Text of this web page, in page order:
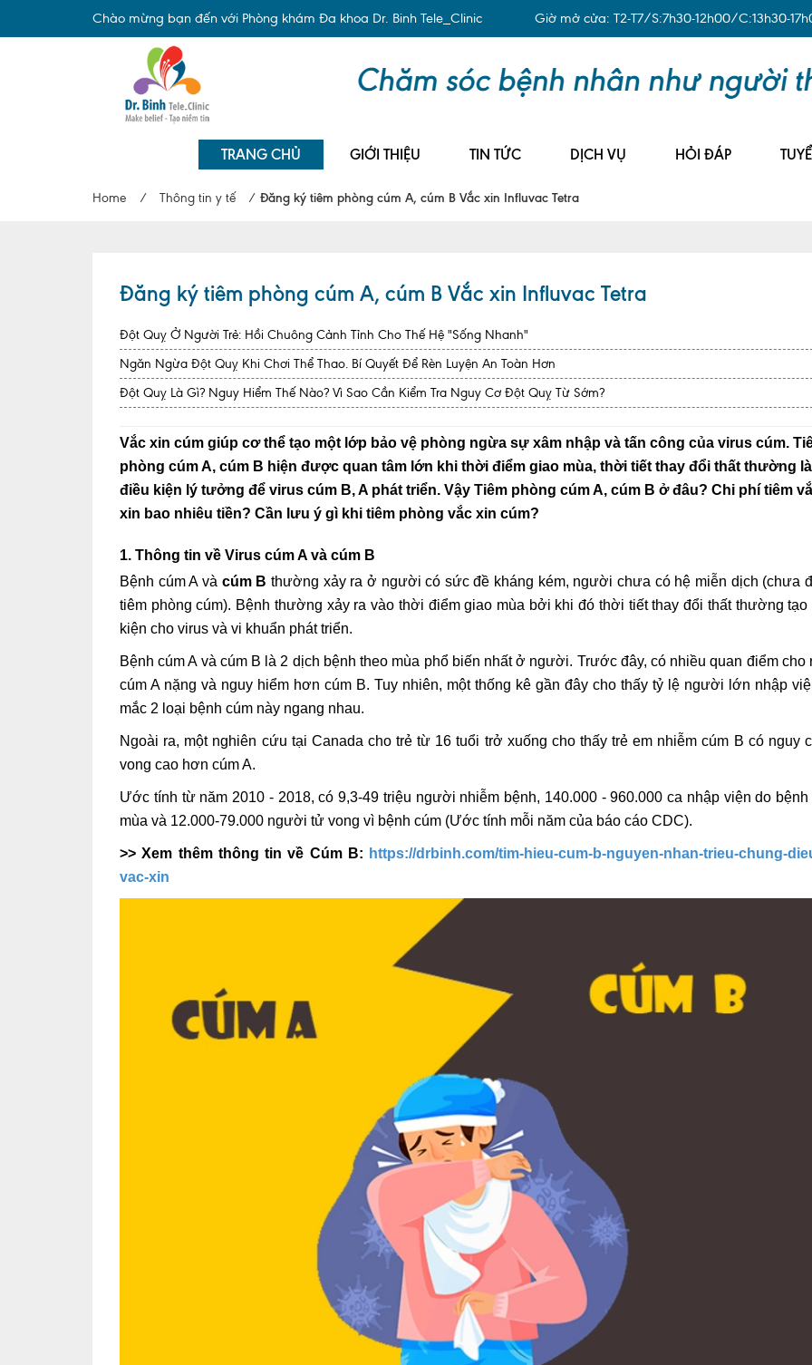
Chào mừng bạn đến với Phòng khám Đa khoa Dr. Binh Tele_Clinic Giờ mở cửa: T2-T7/S:7h30-12h00/C:13h30-
TRANG CHỦ GIỚI THIỆU TIN TỨC DỊCH VỤ HỎI ĐÁP
Home / Thông tin y tế / Đăng ký tiêm phòng cúm A, cúm B Vắc xin Influvac Tetra
Đăng ký tiêm phòng cúm A, cúm B Vắc xin Influvac Tetra
Đột Quỵ Ở Người Trẻ: Hồi Chuông Cảnh Tỉnh Cho Thế Hệ "Sống Nhanh"
Ngăn Ngừa Đột Quỵ Khi Chơi Thể Thao. Bí Quyết Để Rèn Luyện An Toàn Hơn
Đột Quỵ Là Gì? Nguy Hiểm Thế Nào? Vì Sao Cần Kiểm Tra Nguy Cơ Đột Quỵ Từ Sớm?
Vắc xin cúm giúp cơ thể tạo một lớp bảo vệ phòng ngừa sự xâm nhập và tấn công của virus cúm.
phòng cúm A, cúm B hiện được quan tâm lớn khi thời điểm giao mùa, thời tiết thay đổi thất thường là
điều kiện lý tưởng để virus cúm B, A phát triển. Vậy Tiêm phòng cúm A, cúm B ở đâu? Chi phí tiêm
xin bao nhiêu tiền? Cần lưu ý gì khi tiêm phòng vắc xin cúm?
1. Thông tin về Virus cúm A và cúm B
Bệnh cúm A và cúm B thường xảy ra ở người có sức đề kháng kém, người chưa có hệ miễn dịch (chưa
tiêm phòng cúm). Bệnh thường xảy ra vào thời điểm giao mùa bởi khi đó thời tiết thay đổi thất thường tạo
kiện cho virus và vi khuẩn phát triển.
Bệnh cúm A và cúm B là 2 dịch bệnh theo mùa phổ biến nhất ở người. Trước đây, có nhiều quan điểm cho
cúm A nặng và nguy hiểm hơn cúm B. Tuy nhiên, một thống kê gần đây cho thấy tỷ lệ người lớn nhập
mắc 2 loại bệnh cúm này ngang nhau.
Ngoài ra, một nghiên cứu tại Canada cho trẻ từ 16 tuổi trở xuống cho thấy trẻ em nhiễm cúm B có nguy
vong cao hơn cúm A.
Ước tính từ năm 2010 - 2018, có 9,3-49 triệu người nhiễm bệnh, 140.000 - 960.000 ca nhập viện do bệnh
mùa và 12.000-79.000 người tử vong vì bệnh cúm (Ước tính mỗi năm của báo cáo CDC).
>> Xem thêm thông tin về Cúm B: https://drbinh.com/tim-hieu-cum-b-nguyen-nhan-trieu-chung-
vac-xin